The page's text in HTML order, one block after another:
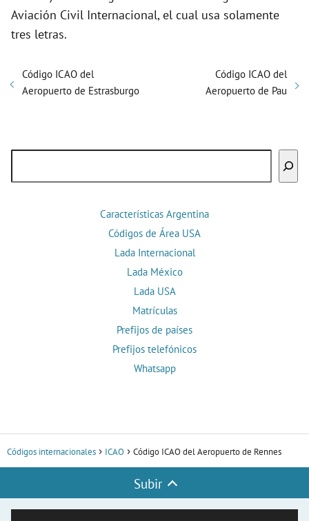
Aviación Civil Internacional, el cual usa solamente
tres letras.
Código ICAO del
Aeropuerto de Estrasburgo
Código ICAO del
Aeropuerto de Pau
Características Argentina
Códigos de Área USA
Lada Internacional
Lada México
Lada USA
Matrículas
Prefijos de países
Prefijos telefónicos
Whatsapp
Códigos internacionales ICAO Código ICAO del Aeropuerto de Rennes
Subir